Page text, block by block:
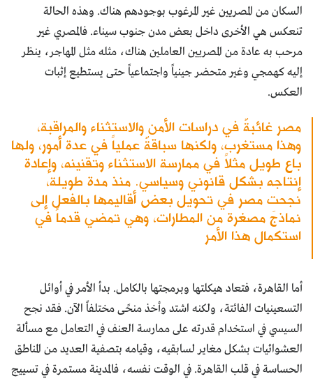
السكان من المصريين غير المرغوب بوجودهم هناك. وهذه الحالة
تنعكس هي الأخرى داخل بعض مدن جنوب سيناء. فالمصري غير
مرحب به عادة من المصريين العاملين هناك، مثله مثل المهاجر، ينظر
إليه كهمجي وغير متحضر جينياً واجتماعياً حتى يستطيع إثبات
العكس.
مصر غائبةٌ في دراسات الأمن والاستثناء والمراقبة،
وهذا مستغرب، ولكنها سباقةٌ عملياً في عدة أمور، ولها
باع طويل مثلاً في ممارسة الاستثناء وتقنينه، وإعادة
إنتاجه بشكل قانوني وسياسي. منذ مدة طويلة،
نجحت مصر في تحويل بعض أقاليمها بالفعل إلى
نماذجَ مصغرة من المطارات، وهي تمضي قدماً في
استكمال هذا الأمر
أما القاهرة، فتعاد هيكلتها وبرمجتها بالكامل. بدأ الأمر في أوائل
التسعينيات الفائتة، ولكنه اشتد وأخذ منحًى مختلفاً الآن. فقد نجح
السيسي في استخدام قدرته على ممارسة العنف في التعامل مع مسألة
العشوائيات بشكل مغاير لسابقيه، وقيامه بتصفية العديد من المناطق
الحساسة في قلب القاهرة. في الوقت نفسه، فالمدينة مستمرة في تسييج